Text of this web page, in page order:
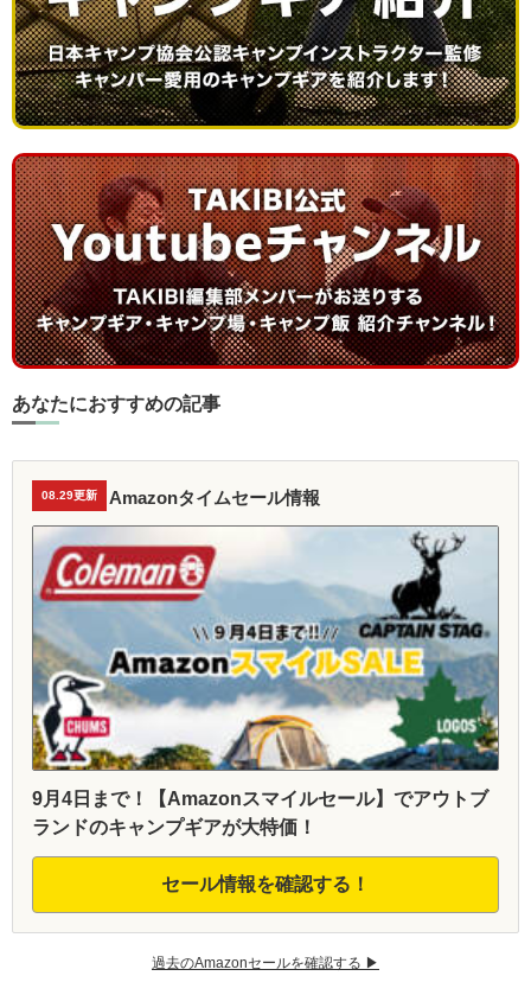
あなたにおすすめの記事
08.29更新 Amazonタイムセール情報
9月4日まで！【Amazonスマイルセール】でアウトブ
ランドのキャンプギアが大特価！
セール情報を確認する！
過去のAmazonセールを確認する ▶︎